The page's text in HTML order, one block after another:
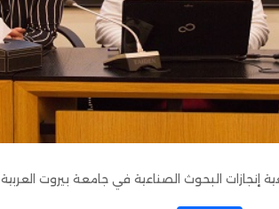
إنجازات البحوث الصناعية في جامعة بيروت العربية